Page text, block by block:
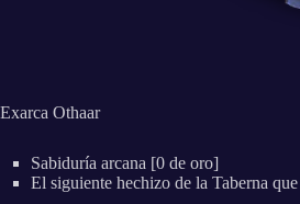
Exarca Othaar
Sabiduría arcana [0 de oro]
El siguiente hechizo de la Taberna